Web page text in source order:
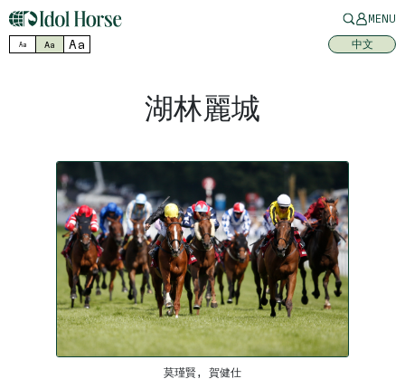
MENU
Aa Aa Aa 中文
湖林麗城
莫瑾賢, 賀健仕